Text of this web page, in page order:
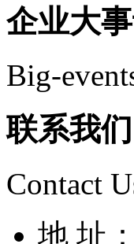
企业大
Big-
联系我们
Contact
地 址